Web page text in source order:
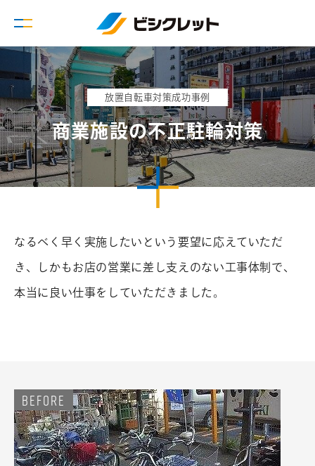
お問
い合
放置自転車対策成功事例
商業施設の不正駐輪対策
なるべく早く実施したいという要望に応えていただ
き、しかもお店の営業に差し支えのない工事体制で、
本当に良い仕事をしていただきました。
BEFORE